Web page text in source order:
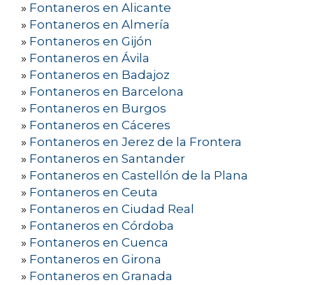
» Fontaneros en Alicante
» Fontaneros en Almería
» Fontaneros en Gijón
» Fontaneros en Ávila
» Fontaneros en Badajoz
» Fontaneros en Barcelona
» Fontaneros en Burgos
» Fontaneros en Cáceres
» Fontaneros en Jerez de la Frontera
» Fontaneros en Santander
» Fontaneros en Castellón de la Plana
» Fontaneros en Ceuta
» Fontaneros en Ciudad Real
» Fontaneros en Córdoba
» Fontaneros en Cuenca
» Fontaneros en Girona
» Fontaneros en Granada